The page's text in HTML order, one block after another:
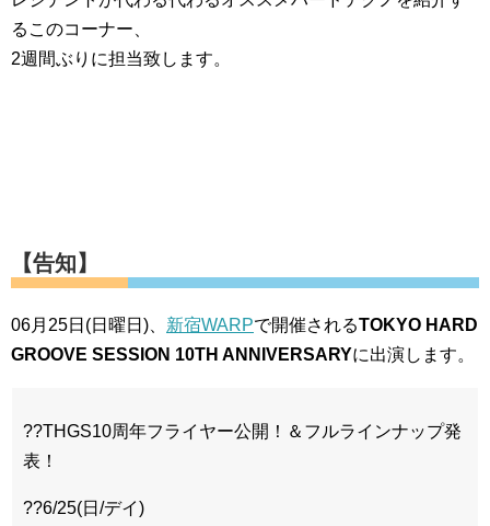
るこのコーナー、
2週間ぶりに担当致します。
【告知】
06月25日(日曜日)、 新宿WARPで開催されるTOKYO HARD
GROOVE SESSION 10TH ANNIVERSARYに出演します。
??THGS10周年フライヤー公開！＆フルラインナップ発
表！
??6/25(日/デイ)